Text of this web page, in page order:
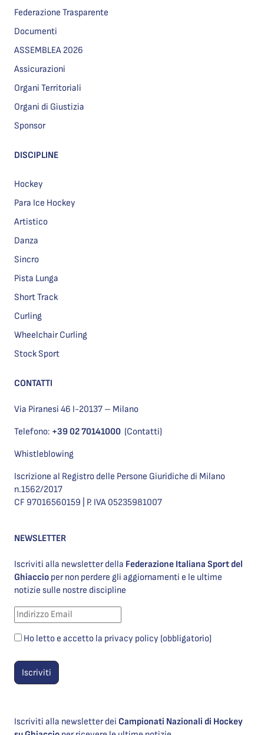
Federazione Trasparente
Documenti
ASSEMBLEA 2026
Assicurazioni
Organi Territoriali
Organi di Giustizia
Sponsor
DISCIPLINE
Hockey
Para Ice Hockey
Artistico
Danza
Sincro
Pista Lunga
Short Track
Curling
Wheelchair Curling
Stock Sport
CONTATTI
Via Piranesi 46 I-20137 – Milano
Telefono: +39 02 70141000 (Contatti)
Whistleblowing
Iscrizione al Registro delle Persone Giuridiche di Milano
n.1562/2017
CF 97016560159 | P. IVA 05235981007
NEWSLETTER
Iscriviti alla newsletter della Federazione Italiana Sport del
Ghiaccio per non perdere gli aggiornamenti e le ultime
notizie sulle nostre discipline
Ho letto e accetto la privacy policy (obbligatorio)
Iscriviti alla newsletter dei Campionati Nazionali di Hockey